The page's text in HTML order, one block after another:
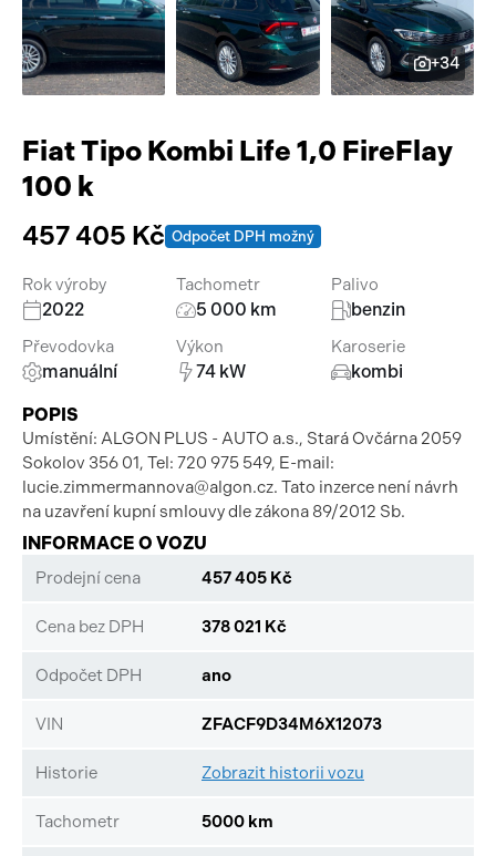
Pracovní stroje
Náhradní díly
Příslušenství
Auto a život
Videa
+34
Fiat Tipo Kombi Life 1,0 FireFlay
100 k
457 405 Kč Odpočet DPH možný
Rok výroby
2022
Tachometr
5 000 km
Palivo
benzin
Převodovka
manuální
Výkon
74 kW
Karoserie
kombi
POPIS
Umístění: ALGON PLUS - AUTO a.s., Stará Ovčárna 2059
Sokolov 356 01, Tel: 720 975 549, E-mail:
lucie.zimmermannova@algon.cz. Tato inzerce není návrh
na uzavření kupní smlouvy dle zákona 89/2012 Sb.
INFORMACE O VOZU
Prodejní cena 457 405 Kč
Cena bez DPH 378 021 Kč
Odpočet DPH ano
VIN ZFACF9D34M6X12073
Historie Zobrazit historii vozu
Tachometr 5000 km